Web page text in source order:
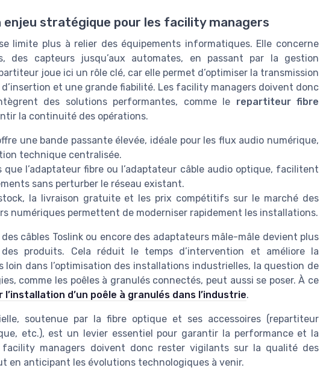
stratégique pour les facility managers
limite plus à relier des équipements informatiques. Elle concerne
des capteurs jusqu’aux automates, en passant par la gestion
joue ici un rôle clé, car elle permet d’optimiser la transmission
et une grande fiabilité. Les facility managers doivent donc
des solutions performantes, comme le repartiteur fibre
la continuité des opérations.
une bande passante élevée, idéale pour les flux audio numérique,
technique centralisée.
que l’adaptateur fibre ou l’adaptateur câble audio optique, facilitent
sans perturber le réseau existant.
la livraison gratuite et les prix compétitifs sur le marché des
numériques permettent de moderniser rapidement les installations.
câbles Toslink ou encore des adaptateurs mâle-mâle devient plus
produits. Cela réduit le temps d’intervention et améliore la
loin dans l’optimisation des installations industrielles, la question de
comme les poêles à granulés connectés, peut aussi se poser. À ce
d’un poêle à granulés dans l’industrie.
soutenue par la fibre optique et ses accessoires (repartiteur
etc.), est un levier essentiel pour garantir la performance et la
facility managers doivent donc rester vigilants sur la qualité des
en anticipant les évolutions technologiques à venir.